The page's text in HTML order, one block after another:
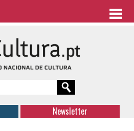
Newsletter